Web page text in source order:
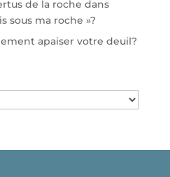
de la roche dans
sous ma roche »?
apaiser votre deuil?